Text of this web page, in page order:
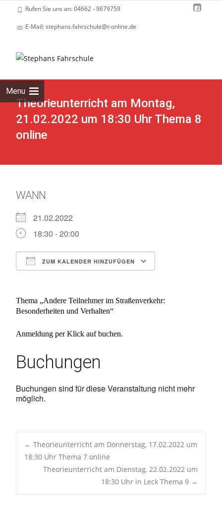
Rufen Sie uns an: 04662 - 9679759
E-Mail: stephans.fahrschule@t-online.de
Menu
Theorieunterricht am Montag,
21.02.2022 um 18:30 Uhr Thema 8
online
WANN
21.02.2022
18:30 - 20:00
ZUM KALENDER HINZUFÜGEN
Thema „Andere Teilnehmer im Straßenverkehr:
Besonderheiten und Verhalten“
Anmeldung per Klick auf buchen.
Buchungen
Buchungen sind für diese Veranstaltung nicht mehr
möglich.
Post
navigation
← Theorieunterricht am Donnerstag, 17.02.2022 um
18:30 Uhr Thema 7 online
Theorieunterricht am Dienstag, 22.02.2022 um
18:30 Uhr in Leck Thema 9 →